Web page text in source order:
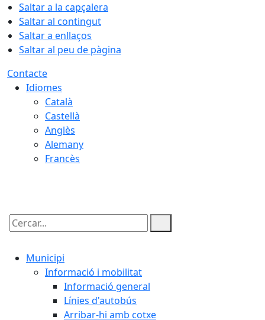
Saltar a la capçalera
Saltar al contingut
Saltar a enllaços
Saltar al peu de pàgina
Contacte
Idiomes
Català
Castellà
Anglès
Alemany
Francès
Cercar:
Municipi
Informació i mobilitat
Informació general
Línies d'autobús
Arribar-hi amb cotxe